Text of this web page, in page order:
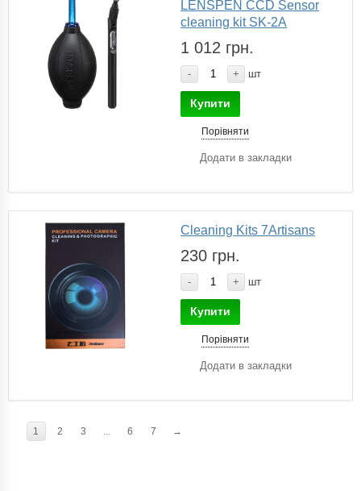
LENSPEN CCD Sensor
cleaning kit SK-2A
1 012 грн.
- + шт
Купити
Порівняти
Додати в закладки
Cleaning Kits 7Artisans
230 грн.
- + шт
Купити
Порівняти
Додати в закладки
1 2 3 6 7 →